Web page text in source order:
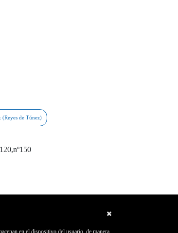
en el dispositivo del usuario, de manera